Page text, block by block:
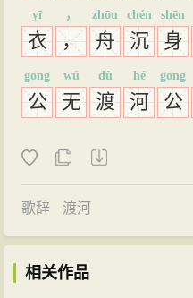
衣
yī
，
，
舟
zhōu
沉
chén
身
shēn
公
gōng
无
wú
渡
dù
河
hé
公
gōng
歌辞 渡河
相关作品